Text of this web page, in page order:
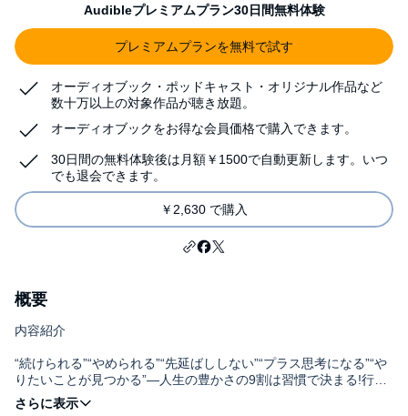
Audibleプレミアムプラン30日間無料体験
プレミアムプランを無料で試す
オーディオブック・ポッドキャスト・オリジナル作品など
数十万以上の対象作品が聴き放題。
オーディオブックをお得な会員価格で購入できます。
30日間の無料体験後は月額￥1500で自動更新します。いつ
でも退会できます。
￥2,630 で購入
概要
内容紹介
“続けられる”“やめられる”“先延ばししない”“プラス思考になる”“や
りたいことが見つかる”―人生の豊かさの9割は習慣で決まる!行
動・思考・感情・環境の習慣化の方法65。
©2019 Takeshi Furukawa (P)2020 Discover 21, Inc.